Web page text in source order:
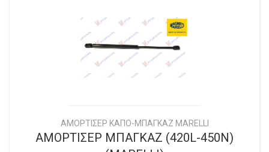
ΑΜΟΡΤΙΣΕΡ ΚΑΠΟ-ΜΠΑΓΚΑΖ MARELLI
ΑΜΟΡΤΙΣΕΡ ΜΠΑΓΚΑΖ (420L-450N)